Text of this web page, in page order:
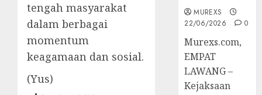
tengah masyarakat
dalam berbagai
momentum
keagamaan dan sosial.
(Yus)
MUREXS
22/06/2026
0
‎Murexs.com,
EMPAT
LAWANG –
Kejaksaan